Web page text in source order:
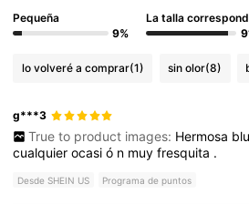
Pequeña
9%
La talla
lo volveré a comprar(1) sin olor(8)
g***3
True to product images: Hermosa
cualquierocasió n muyfresquita .
Desde SHEIN US Programa de puntos